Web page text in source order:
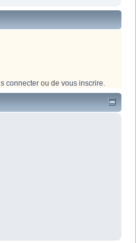
connecter ou de vous inscrire